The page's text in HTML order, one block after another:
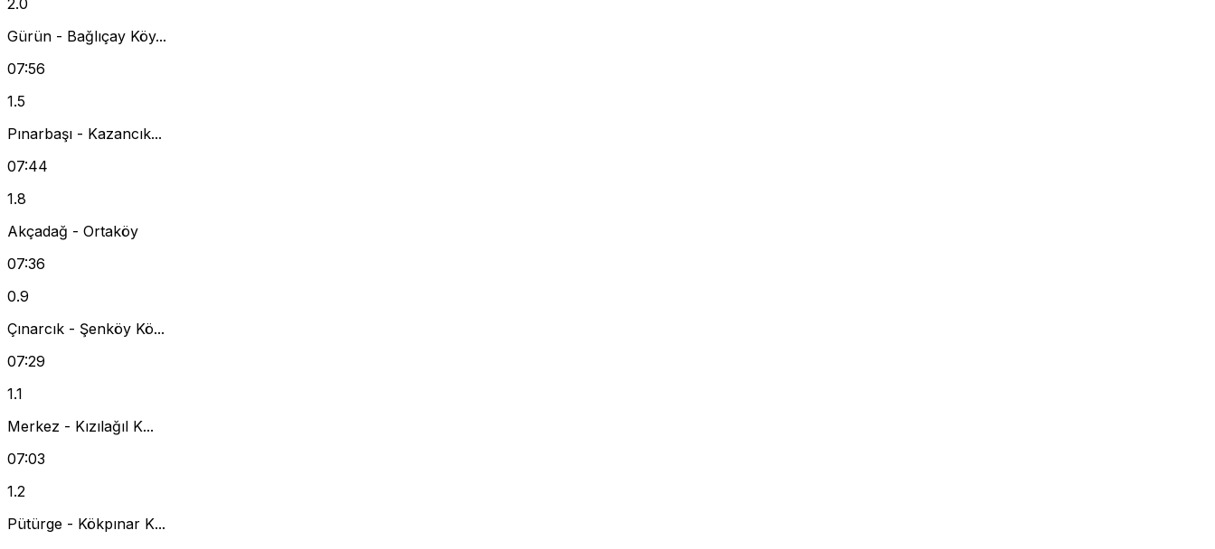
2.0
Gürün - Bağlıçay Köy...
07:56
1.5
Pınarbaşı - Kazancık...
07:44
1.8
Akçadağ - Ortaköy
07:36
0.9
Çınarcık - Şenköy Kö...
07:29
1.1
Merkez - Kızılağıl K...
07:03
1.2
Pütürge - Kökpınar K...